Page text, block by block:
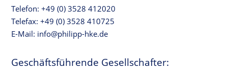
Telefon: +49 (0) 3528 412020
Telefax: +49 (0) 3528 410725
E-Mail: info@philipp-hke.de
Geschäftsführende Gesellschafter: